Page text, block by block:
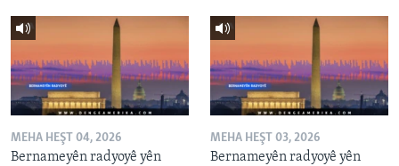
MEHA HEŞT 04, 2026
Bernameyên radyoyê yên
MEHA HEŞT 03, 2026
Bernameyên radyoyê yên